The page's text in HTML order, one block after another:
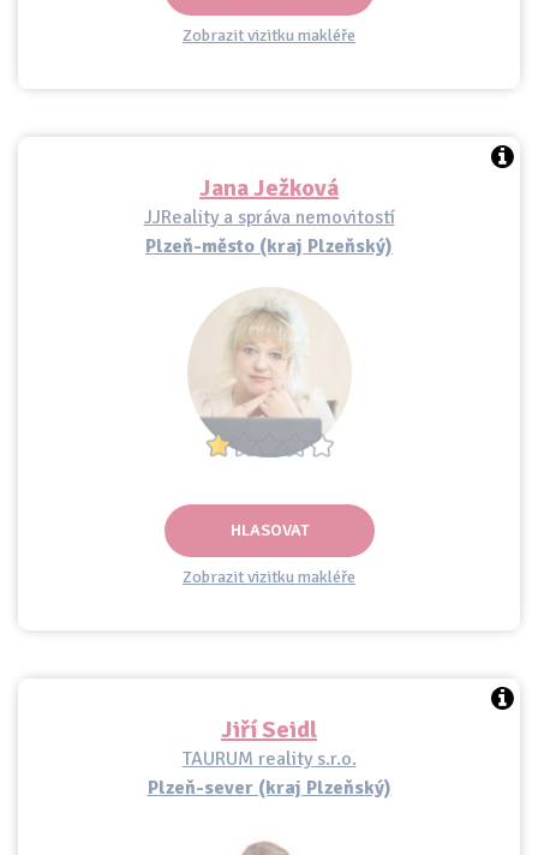
Zobrazit vizitku makléře
Jana Ježková
JJReality a správa nemovitostí
Plzeň-město (kraj Plzeňský)
HLASOVAT
Zobrazit vizitku makléře
Jiří Seidl
TAURUM reality s.r.o.
Plzeň-sever (kraj Plzeňský)